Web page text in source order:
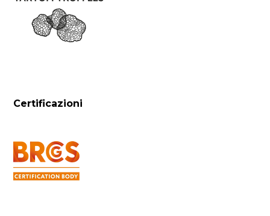
Certificazioni